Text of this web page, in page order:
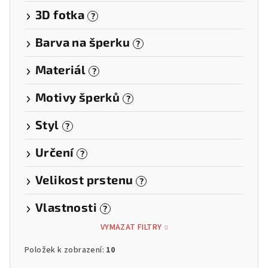
3D fotka ?
Barva na šperku ?
Materiál ?
Motivy šperků ?
Styl ?
Určení ?
Velikost prstenu ?
Vlastnosti ?
VYMAZAT FILTRY
Položek k zobrazení: 10